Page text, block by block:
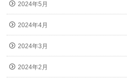
2024年5月
2024年4月
2024年3月
2024年2月